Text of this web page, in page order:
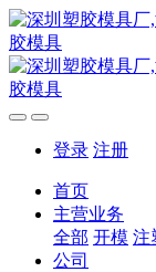
登录 注册
首页
主营业务
全部 开模 注
公司